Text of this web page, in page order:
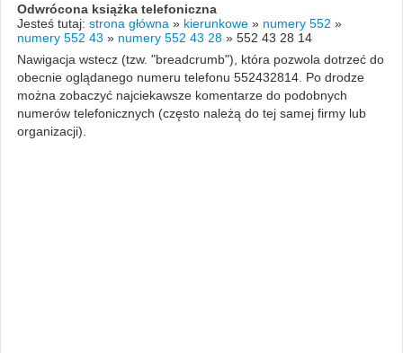
Odwrócona książka telefoniczna
Jesteś tutaj: strona główna » kierunkowe » numery 552 »
numery 552 43 » numery 552 43 28 » 552 43 28 14
Nawigacja wstecz (tzw. "breadcrumb"), która pozwola dotrzeć do
obecnie oglądanego numeru telefonu 552432814. Po drodze
można zobaczyć najciekawsze komentarze do podobnych
numerów telefonicznych (często należą do tej samej firmy lub
organizacji).